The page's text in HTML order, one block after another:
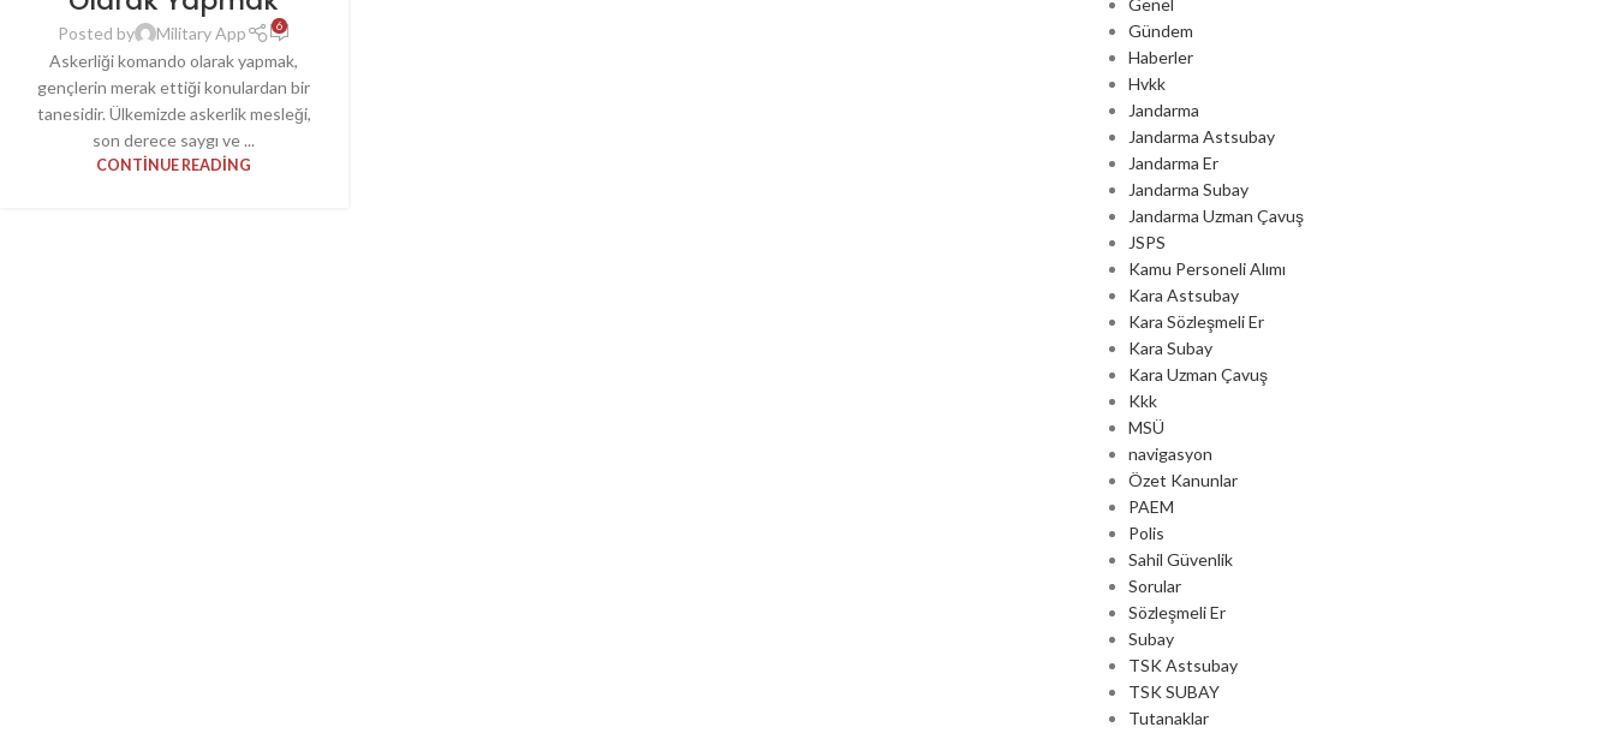
Posted by Military App 6
Askerliği komando olarak yapmak,
gençlerin merak ettiği konulardan bir
tanesidir. Ülkemizde askerlik mesleği,
son derece saygı ve ...
CONTINUE READING
Genel
Gündem
Haberler
Hvkk
Jandarma
Jandarma Astsubay
Jandarma Er
Jandarma Subay
Jandarma Uzman Çavuş
JSPS
Kamu Personeli Alımı
Kara Astsubay
Kara Sözleşmeli Er
Kara Subay
Kara Uzman Çavuş
Kkk
MSÜ
navigasyon
Özet Kanunlar
PAEM
Polis
Sahil Güvenlik
Sorular
Sözleşmeli Er
Subay
TSK Astsubay
TSK SUBAY
Tutanaklar